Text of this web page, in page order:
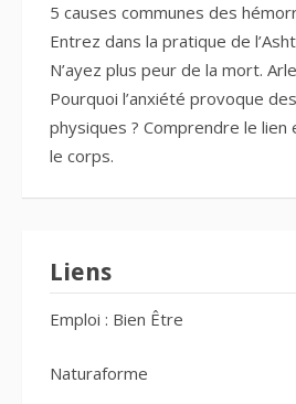
5 causes communes des
Entrez dans la pratique de
N’ayez plus peur de la mort.
Pourquoi l’anxiété provoque
physiques ? Comprendre le
le corps.
Liens
Emploi : Bien Être
Naturaforme